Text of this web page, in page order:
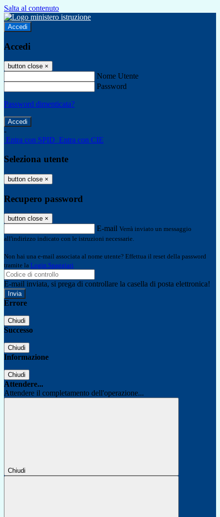
Salta al contenuto
Accedi
Accedi
button close ×
Nome Utente
Password
Password dimenticata?
-
Entra con SPID Entra con CIE
Seleziona utente
button close ×
Recupero password
button close ×
E-mail Verrà inviato un messaggio
all'indirizzo indicato con le istruzioni necessarie.
Non hai una e-mail associata al nome utente? Effettua il reset della password
tramite la Login Spaggiari
E-mail inviata, si prega di controllare la casella di posta elettronica!
Errore
Chiudi
Successo
Chiudi
Informazione
Chiudi
Attendere...
Attendere il completamento dell'operazione...
Chiudi